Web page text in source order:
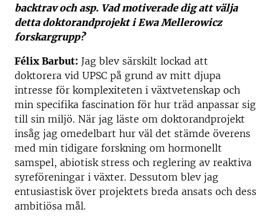
backtrav och asp. Vad motiverade dig att välja
detta doktorandprojekt i Ewa Mellerowicz
forskargrupp?
Félix Barbut: Jag blev särskilt lockad att
doktorera vid UPSC på grund av mitt djupa
intresse för komplexiteten i växtvetenskap och
min specifika fascination för hur träd anpassar sig
till sin miljö. När jag läste om doktorandprojekt
insåg jag omedelbart hur väl det stämde överens
med min tidigare forskning om hormonellt
samspel, abiotisk stress och reglering av reaktiva
syreföreningar i växter. Dessutom blev jag
entusiastisk över projektets breda ansats och dess
ambitiösa mål.